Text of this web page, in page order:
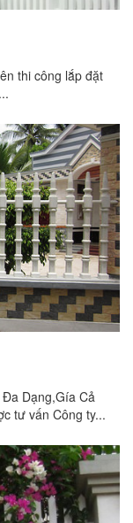
thi công lắp đặt
Dạng,Gía Cả
tư vấn Công ty...